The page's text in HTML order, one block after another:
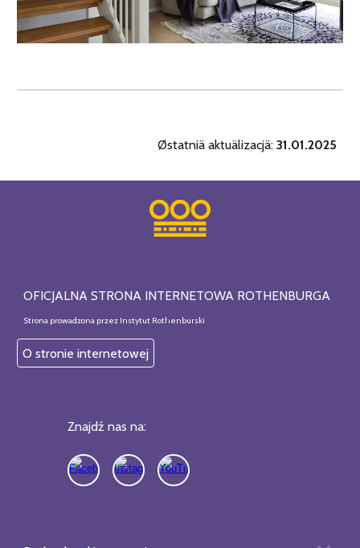
Østatniä aktuälizacjä: 31.01.2025
OFICJALNA STRONA INTERNETOWA ROTHENBURGA
Strona prowadzona przez Instytut Rothenburski
O stronie internetowej
Znajdź nas na: